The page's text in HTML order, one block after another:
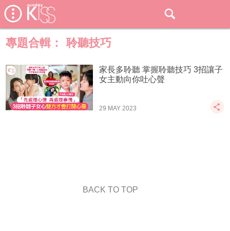
專題合輯： 聆聽技巧
家長多聆聽 掌握聆聽技巧 3招讓子
女主動向你吐心聲
29 MAY 2023
BACK TO TOP